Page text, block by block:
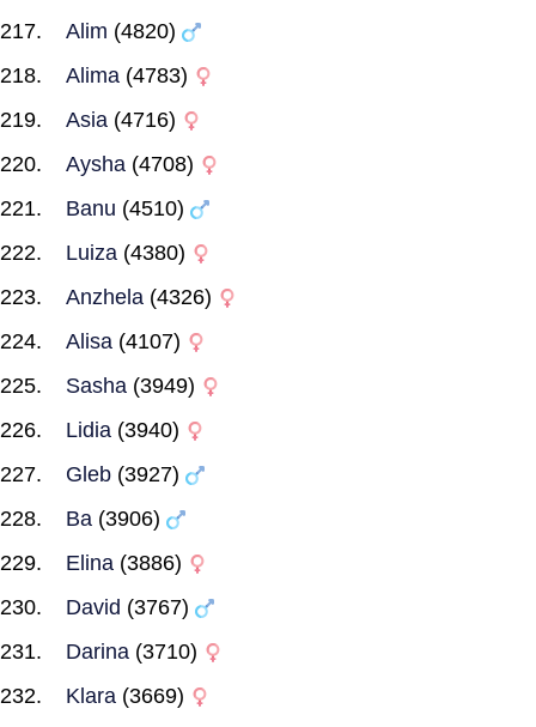
Alim (4820)
Alima (4783)
Asia (4716)
Aysha (4708)
Banu (4510)
Luiza (4380)
Anzhela (4326)
Alisa (4107)
Sasha (3949)
Lidia (3940)
Gleb (3927)
Ba (3906)
Elina (3886)
David (3767)
Darina (3710)
Klara (3669)